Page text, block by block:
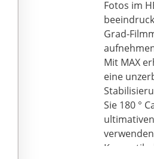
mit 4K 30
einem
Sichtfeld
2,7K
Ego-
noch nie
FlowState-
und 360°-
Fotos im
Grad-
Mit MAX
eine
Sie 180 °